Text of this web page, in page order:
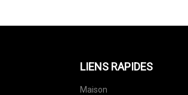
LIENS RAPIDES
Maison